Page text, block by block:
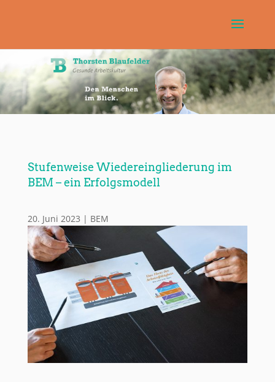
Stufenweise Wiedereingliederung im
BEM – ein Erfolgsmodell
20. Juni 2023 | BEM